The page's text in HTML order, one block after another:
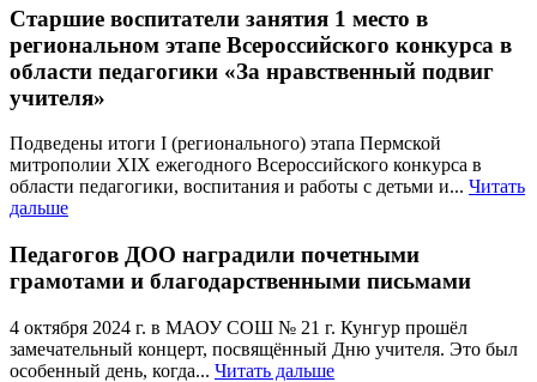
Старшие воспитатели занятия 1 место в
региональном этапе Всероссийского конкурса в
области педагогики «За нравственный подвиг
учителя»
Подведены итоги I (регионального) этапа Пермской
митрополии XIX ежегодного Всероссийского конкурса в
области педагогики, воспитания и работы с детьми и... Читать
дальше
Педагогов ДОО наградили почетными
грамотами и благодарственными письмами
4 октября 2024 г. в МАОУ СОШ № 21 г. Кунгур прошёл
замечательный концерт, посвящённый Дню учителя. Это был
особенный день, когда... Читать дальше